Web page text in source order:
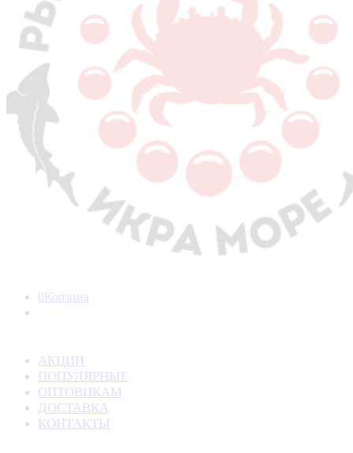
0Корзина
АКЦИИ
ПОПУЛЯРНЫЕ
ОПТОВИКАМ
ДОСТАВКА
КОНТАКТЫ